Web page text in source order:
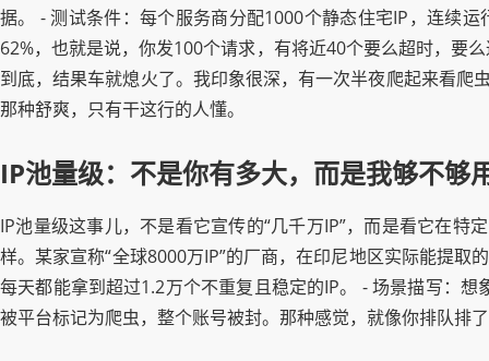
据。 - 测试条件：每个服务商分配1000个静态住宅IP，连续
62%，也就是说，你发100个请求，有将近40个要么超时，要
到底，结果车就熄火了。我印象很深，有一次半夜爬起来看爬
那种舒爽，只有干这行的人懂。
IP池量级：不是你有多大，而是我够不够
IP池量级这事儿，不是看它宣传的“几千万IP”，而是看它在特
样。某家宣称“全球8000万IP”的厂商，在印尼地区实际能提
每天都能拿到超过1.2万个不重复且稳定的IP。 - 场景描写：
被平台标记为爬虫，整个账号被封。那种感觉，就像你排队排